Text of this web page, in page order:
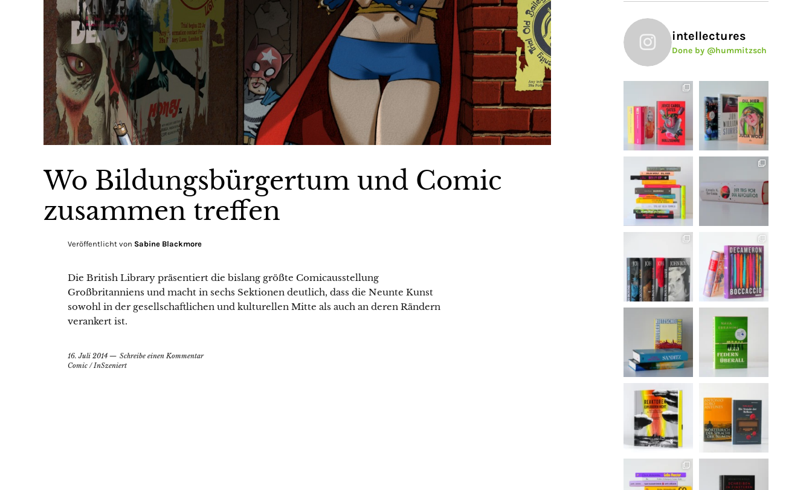
Wo Bildungsbürgertum und Comic
zusammen treffen
Veröffentlicht von Sabine Blackmore
Die British Library präsentiert die bislang größte Comicausstellung
Großbritanniens und macht in sechs Sektionen deutlich, dass die Neunte Kunst
sowohl in der gesellschaftlichen und kulturellen Mitte als auch an deren Rändern
verankert ist.
16. Juli 2014
Schreibe einen Kommentar
Comic /InSzeniert
intellectures
Done by @hummitzsch